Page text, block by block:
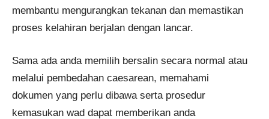
membantu mengurangkan tekanan dan memastikan
proses kelahiran berjalan dengan lancar.
Sama ada anda memilih bersalin secara normal atau
melalui pembedahan caesarean, memahami
dokumen yang perlu dibawa serta prosedur
kemasukan wad dapat memberikan anda